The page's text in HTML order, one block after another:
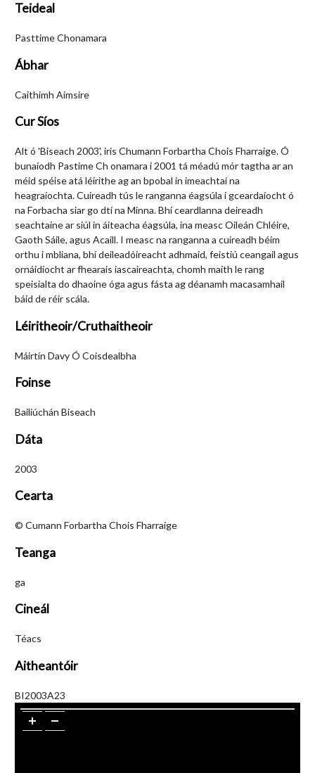
Teideal
Pasttime Chonamara
Ábhar
Caithimh Aimsire
Cur Síos
Alt ó 'Biseach 2003', iris Chumann Forbartha Chois Fharraige. Ó
bunaíodh Pastime Ch onamara i 2001 tá méadú mór tagtha ar an
méid spéise atá léirithe ag an bpobal in imeachtaí na
heagraíochta. Cuireadh tús le ranganna éagsúla i gceardaíocht ó
na Forbacha siar go dtí na Minna. Bhí ceardlanna deireadh
seachtaine ar siúl in áiteacha éagsúla, ina measc Oileán Chléire,
Gaoth Sáile, agus Acaill. I measc na ranganna a cuireadh béim
orthu i mbliana, bhí deileadóireacht adhmaid, feistiú ceangail agus
ornáidíocht ar fhearais iascaireachta, chomh maith le rang
speisialta do dhaoine óga agus fásta ag déanamh macasamhail
báid de réir scála.
Léiritheoir/Cruthaitheoir
Máirtín Davy Ó Coisdealbha
Foinse
Bailiúchán Biseach
Dáta
2003
Cearta
© Cumann Forbartha Chois Fharraige
Teanga
ga
Cineál
Téacs
Aitheantóir
BI2003A23